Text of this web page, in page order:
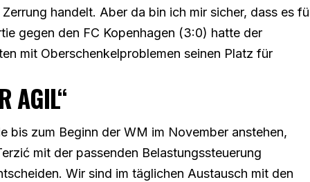
handelt. Aber da bin ich mir sicher, dass es
gegen den FC Kopenhagen (3:0) hatte der
mit Oberschenkelproblemen seinen Platz für
AGIL“
bis zum Beginn der WM im November anstehen,
mit der passenden Belastungssteuerung
Wir sind im täglichen Austausch mit den